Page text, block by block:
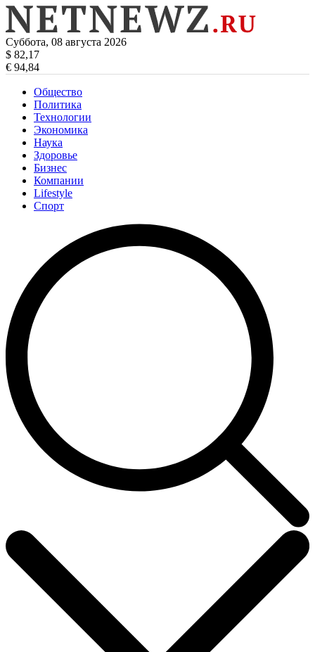
Суббота, 08 августа 2026
$ 82,17
€ 94,84
Общество
Политика
Технологии
Экономика
Наука
Здоровье
Бизнес
Компании
Lifestyle
Спорт